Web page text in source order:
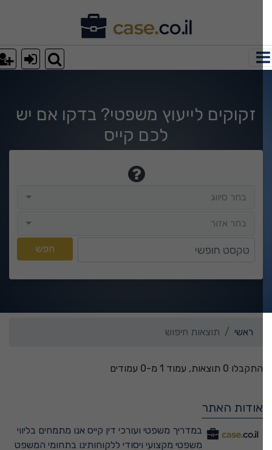
חיפוש
זקוקים לייעוץ משפטי? בדקו אם יש
לכם קייס
בחר סיווג
בחר אזור
חפש
ראשי תוצאות חיפוש
התקבלו 0 תוצאות, עמוד 1 מ-0 עמודים
אודות האתר
במדריך משפטי ועורכי דין קייס אנו מתמחים בליווי
משפטי מקצועי ויסודי ללקוחותינו בתחומי המשפט